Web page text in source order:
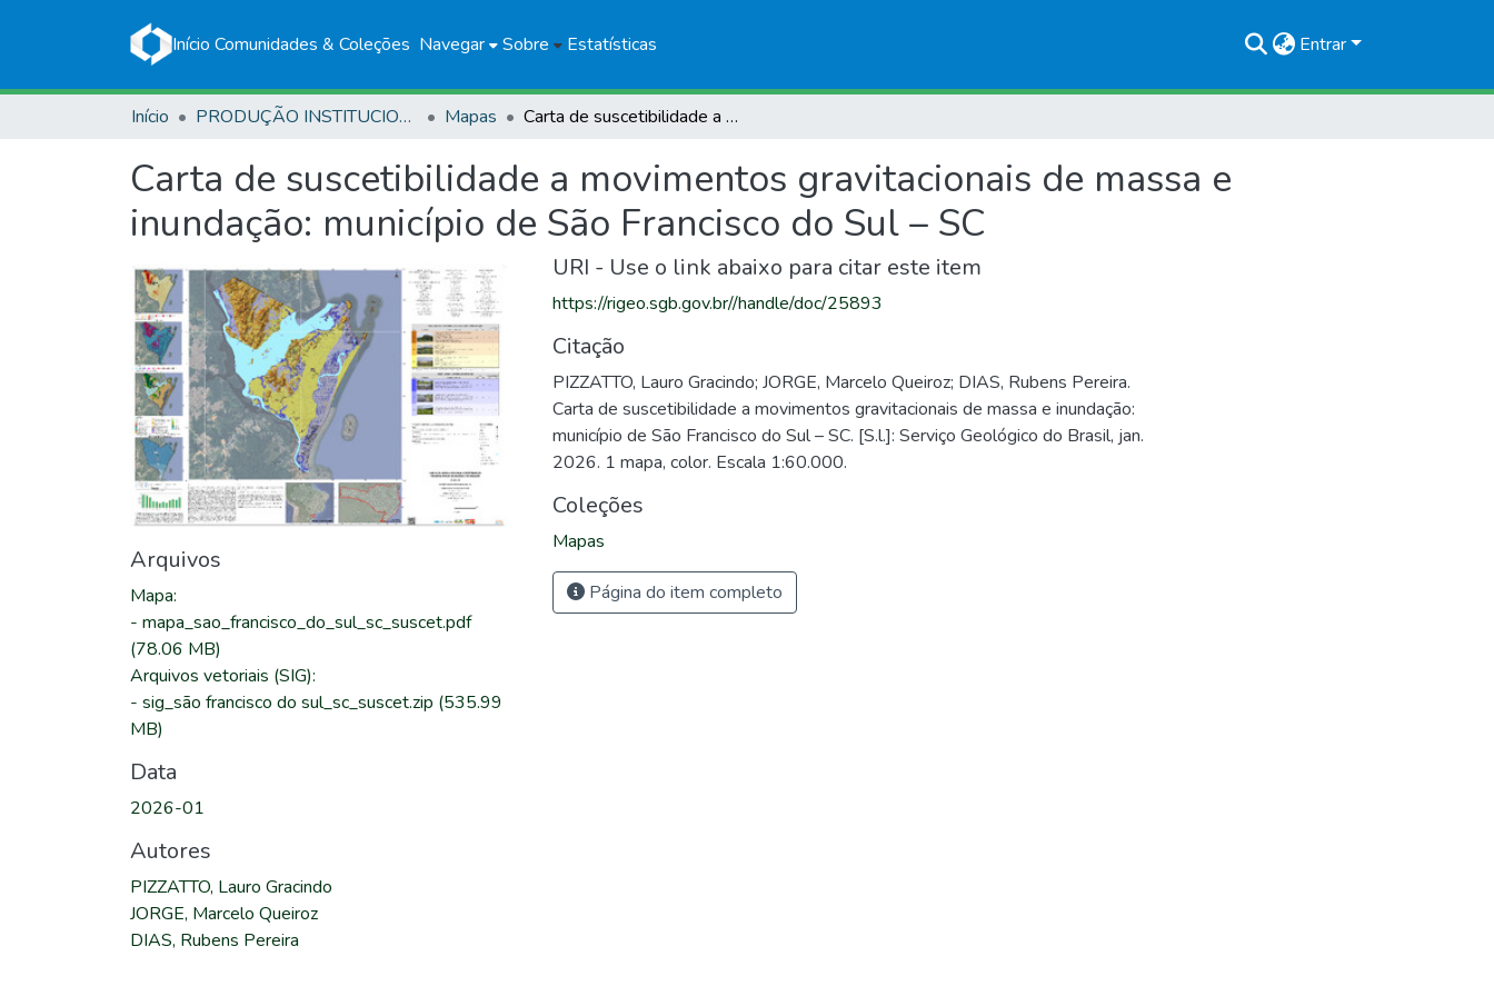
Início Comunidades & Coleções Navegar Sobre Estatísticas Entrar
Início PRODUÇÃO INSTITUCIONAL Mapas Carta de suscetibilidade a movimentos gravitacionais de massa e inundação: município de São Francisco do Sul – SC
Carta de suscetibilidade a movimentos gravitacionais de massa e
inundação: município de São Francisco do Sul – SC
Arquivos
Mapa:
- mapa_sao_francisco_do_sul_sc_suscet.pdf
(78.06 MB)
Arquivos vetoriais (SIG):
- sig_são francisco do sul_sc_suscet.zip (535.99
MB)
Data
2026-01
Autores
PIZZATTO, Lauro Gracindo
JORGE, Marcelo Queiroz
DIAS, Rubens Pereira
URI - Use o link abaixo para citar este item
https://rigeo.sgb.gov.br//handle/doc/25893
Citação
PIZZATTO, Lauro Gracindo; JORGE, Marcelo Queiroz; DIAS, Rubens Pereira.
Carta de suscetibilidade a movimentos gravitacionais de massa e inundação:
município de São Francisco do Sul – SC. [S.l.]: Serviço Geológico do Brasil, jan.
2026. 1 mapa, color. Escala 1:60.000.
Coleções
Mapas
Página do item completo